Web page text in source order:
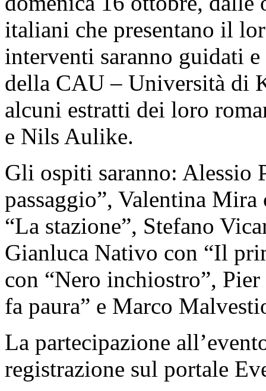
italiani che presentano il
interventi saranno guidati
della CAU – Università di
alcuni estratti dei loro
e Nils Aulike.
Gli ospiti saranno: Alessio
passaggio”, Valentina
“La stazione”, Stefano
Gianluca Nativo con “Il
con “Nero inchiostro”,
fa paura” e Marco
La partecipazione
registrazione sul portale